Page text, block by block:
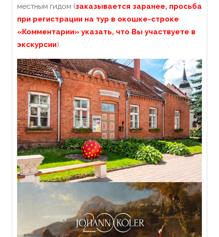
местным гидом (заказывается заранее, просьба
при регистрации на тур в окошке-строке
«Комментарии» указать, что Вы участвуете в
экскурсии).